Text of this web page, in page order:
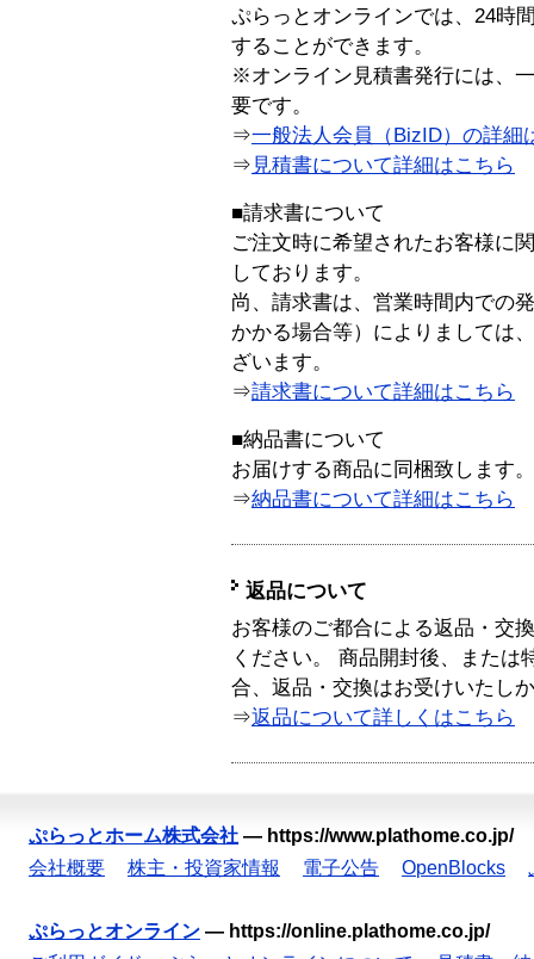
ぷらっとオンラインでは、24時
することができます。
※オンライン見積書発行には、
要です。
⇒一般法人会員（BizID）の詳細
⇒ 見積書について詳細はこちら
■請求書について
ご注文時に希望されたお客様に
しております。
尚、請求書は、営業時間内での
かかる場合等）によりましては
ざいます。
⇒請求書について詳細はこちら
■納品書について
お届けする商品に同梱致します。
⇒納品書について詳細はこちら
返品について
お客様のご都合による返品・交
ください。 商品開封後、または
合、返品・交換はお受けいたし
⇒返品について詳しくはこちら
ぷらっとホーム株式会社 — https://www.plathome.co.jp/
会社概要
株主・投資家情報 電子公告 OpenBlocks
ぷらっとオンライン — https://online.plathome.co.jp/